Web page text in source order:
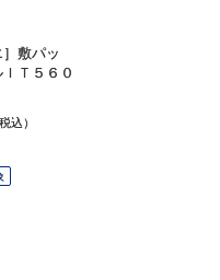
敷パッ
Ｔ５６０
税込）